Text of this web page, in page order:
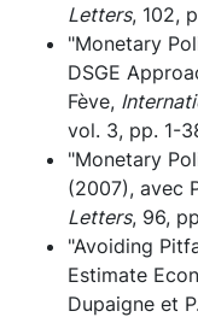
Letters, 102,
"Monetary
DSGE
Fève,
vol. 3, pp. 1-
"Monetary
(2007), avec
Letters, 96,
"Avoiding
Estimate
Dupaigne et